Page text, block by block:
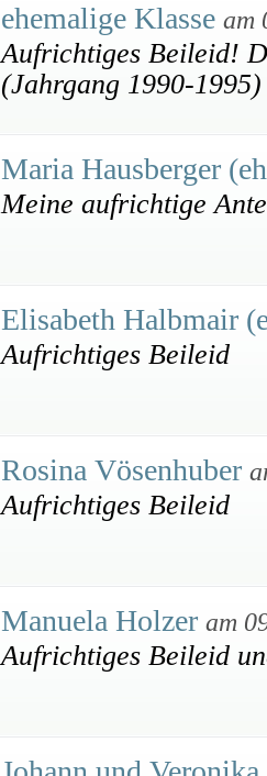
ehemalige Klasse am
Aufrichtiges Beileid!
(Jahrgang 1990-1995)
Maria Hausberger
Meine aufrichtige
Elisabeth Halbmair
Aufrichtiges Beileid
Rosina Vösenhuber
Aufrichtiges Beileid
Manuela Holzer am
Aufrichtiges Beileid